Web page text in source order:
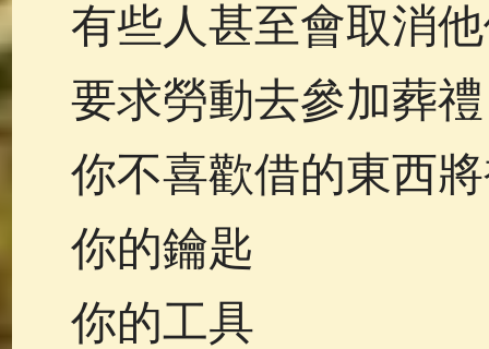
有些人甚至會取消
要求勞動去參加葬禮
你不喜歡借的東西
你的鑰匙
你的工具